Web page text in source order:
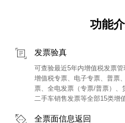
功能
发票验真
可查验最近5年内增值税发票
增值税专票、电子专票、普票
票、全电发票（专票/普票）、
二手车销售发票等全部15类增
全票面信息返回